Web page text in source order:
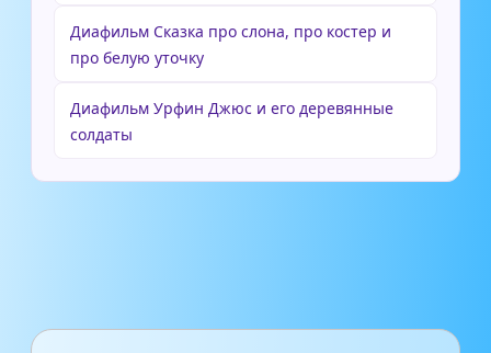
Диафильм Сказка про слона, про костер и
про белую уточку
Диафильм Урфин Джюс и его деревянные
солдаты